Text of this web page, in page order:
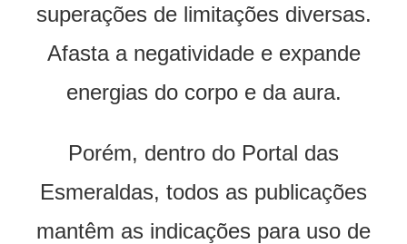
superações de limitações diversas.
Afasta a negatividade e expande
energias do corpo e da aura.
Porém, dentro do Portal das
Esmeraldas, todos as publicações
mantêm as indicações para uso de